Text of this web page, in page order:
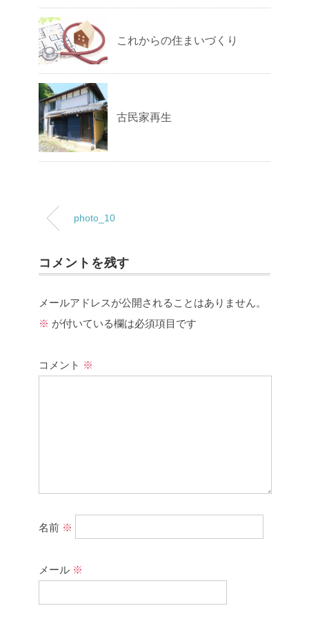
これからの住まいづくり
古民家再生
photo_10
コメントを残す
メールアドレスが公開されることはありません。
※ が付いている欄は必須項目です
コメント ※
名前 ※
メール ※